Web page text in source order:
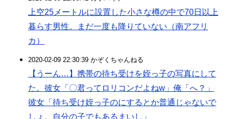
上空25メートルに設置した小さな樽の中で70日以上
暮らす男性。まだ一度も降りていない（南アフリ
カ）
2020-02-09 22:30:39 かぞくちゃんねる
【うーん…】携帯の待ち受けを姪っ子の写真にして
た。彼女「〇君ってロリコンだよねw」俺「へ？」
彼女「待ち受け姪っ子のにするとか普通じゃないで
しょ。自分の子でもあるまいし」